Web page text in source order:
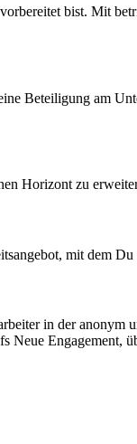
bist. Mit
Beteiligung am
Horizont zu
mit dem
in der anonym
Neue